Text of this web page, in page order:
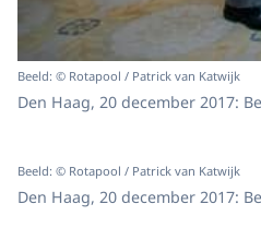
Beeld: © Rotapool / Patrick van Katwijk
Den Haag, 20 december 2017:
Beeld: © Rotapool / Patrick van Katwijk
Den Haag, 20 december 2017: